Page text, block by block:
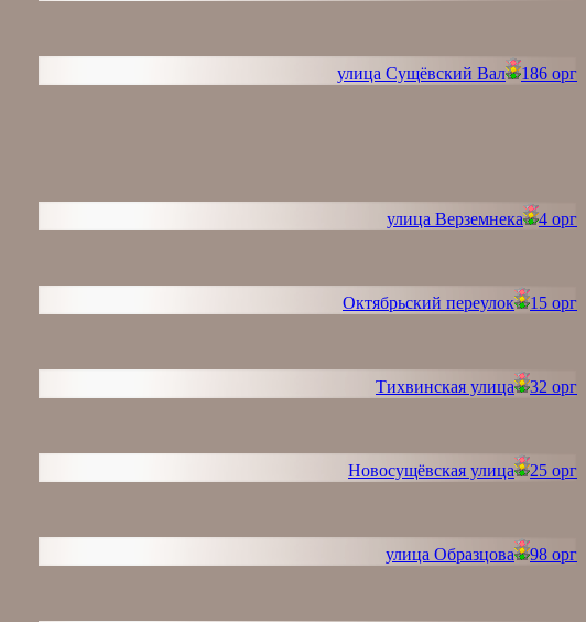
улица Сущёвский Вал 186 орг
улица Верземнека 4 орг
Октябрьский переулок 15 орг
Тихвинская улица 32 орг
Новосущёвская улица 25 орг
улица Образцова 98 орг